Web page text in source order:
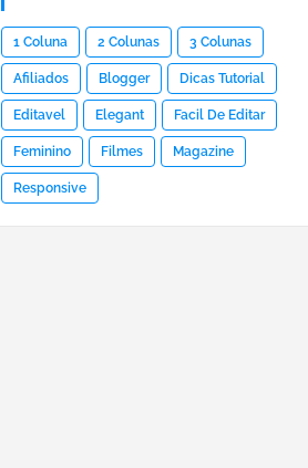
1 Coluna 2 Colunas 3 Colunas
Afiliados Blogger Dicas Tutorial
Editavel Elegant Facil De Editar
Feminino Filmes Magazine
Responsive